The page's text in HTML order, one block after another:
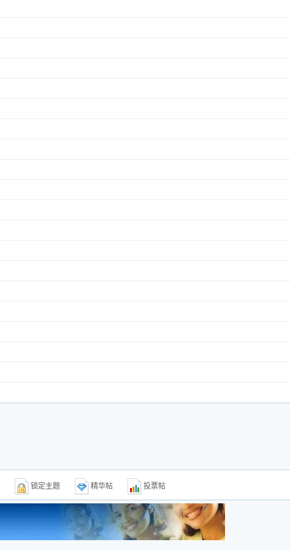
锁定主题 精华帖 投票帖